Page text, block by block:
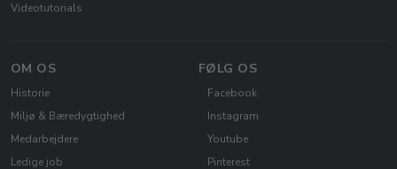
Videotutorials
OM OS
Historie
Miljø & Bæredygtighed
Medarbejdere
Ledige job
FØLG OS
Facebook
Instagram
Youtube
Pinterest